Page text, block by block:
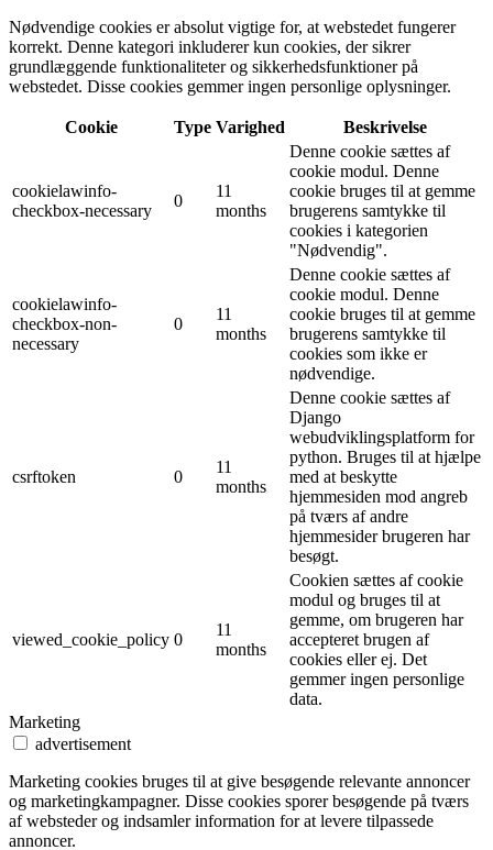
Nødvendige cookies er absolut vigtige for, at webstedet fungerer
korrekt. Denne kategori inkluderer kun cookies, der sikrer
grundlæggende funktionaliteter og sikkerhedsfunktioner på
webstedet. Disse cookies gemmer ingen personlige oplysninger.
Cookie Type Varighed Beskrivelse
cookielawinfo-
checkbox-necessary
0
11
months
Denne cookie sættes af
cookie modul. Denne
cookie bruges til at gemme
brugerens samtykke til
cookies i kategorien
"Nødvendig".
cookielawinfo-
checkbox-non-
necessary
0
11
months
Denne cookie sættes af
cookie modul. Denne
cookie bruges til at gemme
brugerens samtykke til
cookies som ikke er
nødvendige.
csrftoken 0
11
months
Denne cookie sættes af
Django
webudviklingsplatform for
python. Bruges til at hjælpe
med at beskytte
hjemmesiden mod angreb
på tværs af andre
hjemmesider brugeren har
besøgt.
viewed_cookie_policy 0
11
months
Cookien sættes af cookie
modul og bruges til at
gemme, om brugeren har
accepteret brugen af ​​
cookies eller ej. Det
gemmer ingen personlige
data.
Marketing
advertisement
Marketing cookies bruges til at give besøgende relevante annoncer
og marketingkampagner. Disse cookies sporer besøgende på tværs
af websteder og indsamler information for at levere tilpassede
annoncer.